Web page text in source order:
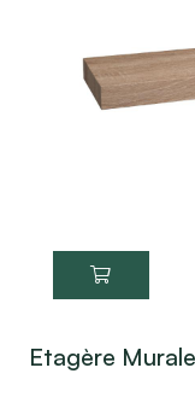
Etagère